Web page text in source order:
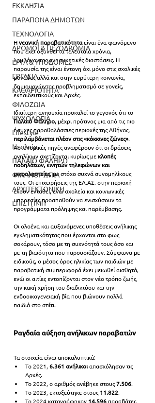
ΕΚΚΛΗΣΙΑ
ΠΑΡΑΠΟΝΑ ΔΗΜΟΤΩΝ
ΤΕΧΝΟΛΟΓΙΑ
ΔΡΟΜΟΙ & ΠΕΖΟΔΡΟΜΙΑ
ΕΡΓΑ & ΥΠΟΔΟΜΕΣ
ΕΡΓΑΣΙΑ
ΚΑΘΑΡΙΟΤΗΤΑ
ΦΙΛΟΖΩΙΑ
ΨΥΧΟΛΟΓΙΑ
Lifestyle
Νεολαία
ΠΑΛΑΙΟ ΦΑΛΗΡΟ
ΦΙΛΑΝΘΡΩΠΙΑ
ΑΡΧΙΤΕΚΤΟΝΙΚΗ
ΕΠΙΣΤΗΜΗ
Η νεανική παραβατικότητα είναι ένα φαινόμενο
που έχει οξυνθεί τα τελευταία χρόνια,
λαμβάνοντας ανησυχητικές διαστάσεις. Η
παρουσία της είναι έντονη όχι μόνο στις σχολικές
μονάδες αλλά και στην ευρύτερη κοινωνία,
δημιουργώντας προβληματισμό σε γονείς,
εκπαιδευτικούς και Αρχές.
Ιδιαίτερη ανησυχία προκαλεί το γεγονός ότι το
Παλαιό Φάληρο, μέχρι πρότινος μια από τις πιο
ήσυχες παραθαλάσσιες περιοχές της Αθήνας,
περιλαμβάνεται πλέον στις «κόκκινες ζώνες».
Αστυνομικές πηγές αναφέρουν ότι οι δράσεις
ανηλίκων σχετίζονται κυρίως με κλοπές
ποδηλάτων, κινητών τηλεφώνων και
μικροληστείες, με στόχο συχνά συνομηλίκους
τους. Οι επιχειρήσεις της ΕΛ.ΑΣ. στην περιοχή
έχουν ενταθεί, ενώ σχολεία και κοινωνικές
υπηρεσίες προσπαθούν να ενισχύσουν τα
προγράμματα πρόληψης και παρέμβασης.
Οι ολοένα και αυξανόμενες υποθέσεις ανήλικης
εγκληματικότητας που έρχονται στο φως
σοκάρουν, τόσο με τη συχνότητά τους όσο και
με τη βιαιότητα που παρουσιάζουν. Σύμφωνα με
ειδικούς, ο μέσος όρος ηλικίας των παιδιών με
παραβατική συμπεριφορά έχει μειωθεί αισθητά,
ενώ οι αιτίες εντοπίζονται στον νέο τρόπο ζωής,
την κακή χρήση του διαδικτύου και την
ενδοοικογενειακή βία που βιώνουν πολλά
παιδιά στο σπίτι.
Ραγδαία αύξηση ανήλικων παραβατών
Τα στοιχεία είναι αποκαλυπτικά:
Το 2021, 6.361 ανήλικοι απασχόλησαν τις
Αρχές.
Το 2022, ο αριθμός ανέβηκε στους 7.506.
Το 2023, εκτοξεύτηκε στους 11.822.
Το 2024 καταγράφηκαν 14.596 παραβάτες.